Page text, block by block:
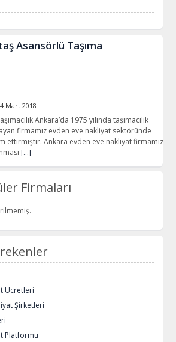
Asansörlü Taşıma
4 Mart 2018
Ankara’da 1975 yılında taşımacılık
firmamız evden eve nakliyat sektöründe
ettirmiştir. Ankara evden eve nakliyat firmamız
[…]
Firmaları
Ücretleri
Şirketleri
Platformu